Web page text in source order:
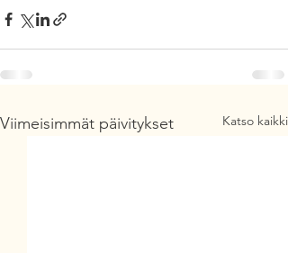
Viimeisimmät päivitykset Katso kaikki